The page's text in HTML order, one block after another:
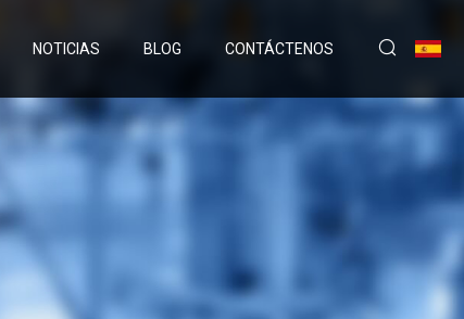
NOTICIAS BLOG CONTÁCTENOS